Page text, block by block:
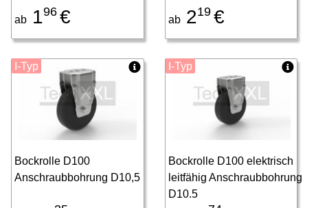
ab 196 € ab219 €
Bockrolle D100
Anschraubbohrung D10,5
I-Typ
Bockrolle D100 elektrisch
leitfähig Anschraubbohrung
D10,5
I-Typ